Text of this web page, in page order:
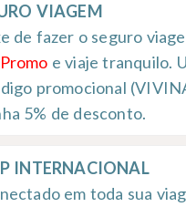
VIAGEM
de fazer o seguro
e viaje tranquilo.
promocional
5% de desconto.
INTERNACIONAL
em toda sua